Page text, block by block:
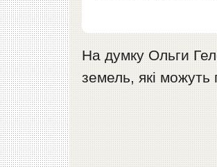
На думку Ольги
земель, які можуть